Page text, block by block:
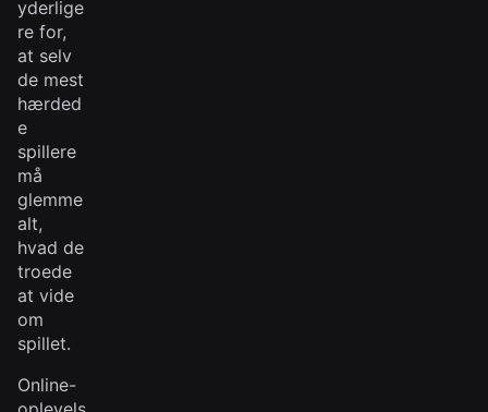
yderlige
re for,
at selv
de mest
hærded
e
spillere
må
glemme
alt,
hvad de
troede
at vide
om
spillet.
Online-